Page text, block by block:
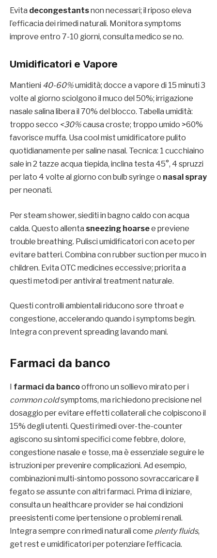
Evita decongestantsnon necessari; il riposo eleva
l’efficacia dei rimedi naturali. Monitora symptoms
improve entro 7-10 giorni, consulta medico se no.
Umidificatori e Vapore
Mantieni 40-60%umidità; docce a vapore di 15 minuti 3
volte al giorno sciolgono il muco del 50%; irrigazione
nasale salina libera il 70% del blocco. Tabella umidità:
troppo secco <30%causa croste; troppo umido >60%
favorisce muffa. Usa cool mist umidificatore pulito
quotidianamente per saline nasal. Tecnica: 1 cucchiaino
sale in 2 tazze acqua tiepida, inclina testa 45°, 4 spruzzi
per lato 4 volte al giorno con bulb syringe o nasal spray
per neonati.
Per steam shower, siediti in bagno caldo con acqua
calda. Questo allenta sneezing hoarsee previene
trouble breathing. Pulisci umidificatori con aceto per
evitare batteri. Combina con rubber suction per muco in
children. Evita OTC medicines eccessive; priorita a
questi metodi per antiviral treatment naturale.
Questi controlli ambientali riducono sore throat e
congestione, accelerando quando i symptoms begin.
Integra con prevent spreading lavando mani.
Farmaci da banco
I farmaci da bancooffrono un sollievo mirato per i
common coldsymptoms, ma richiedono precisione nel
dosaggio per evitare effetti collaterali che colpiscono il
15% degli utenti. Questi rimedi over-the-counter
agiscono su sintomi specifici come febbre, dolore,
congestione nasale e tosse, ma è essenziale seguire le
istruzioni per prevenire complicazioni. Ad esempio,
combinazioni multi-sintomo possono sovraccaricare il
fegato se assunte con altri farmaci. Prima di iniziare,
consulta un healthcare provider se hai condizioni
preesistenti come ipertensione o problemi renali.
Integra sempre con rimedi naturali come plenty fluids,
get rest e umidificatori per potenziare l’efficacia.